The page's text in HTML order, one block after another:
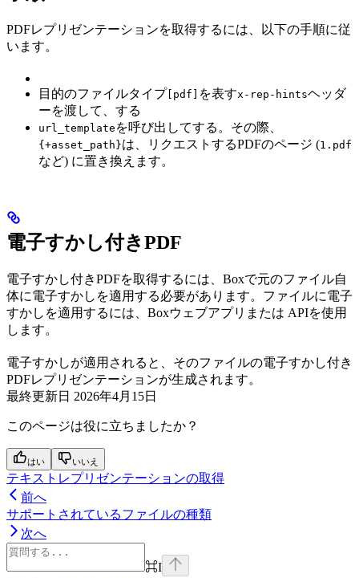
PDFレプリゼンテーションを取得するには、以下の手順に従
います。
目的のファイルタイプ [pdf] を表すx-rep-hintsヘッダ
ーを渡して、 する
url_template を呼び出してする。その際、
{+asset_path}は、リクエストするPDFのページ (1.pdf
など) に置き換えます。
電子すかし付きPDF
電子すかし付きPDFを取得するには、Boxで元のファイル自
体に電子すかしを適用する必要があります。ファイルに電子
すかしを適用するには、Boxウェブアプリまたは APIを使用
します。
電子すかしが適用されると、そのファイルの電子すかし付き
PDFレプリゼンテーションが生成されます。
最終更新日 2026年4月15日
このページは役に立ちましたか？
はい いいえ
テキストレプリゼンテーションの取得
前へ
サポートされているファイルの種類
次へ
⌘I